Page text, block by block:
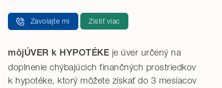
Zavolajte mi Zistiť viac
môjÚVER k HYPOTÉKE je úver určený na
doplnenie chýbajúcich finančných prostriedkov
k hypotéke, ktorý môžete získať do 3 mesiacov